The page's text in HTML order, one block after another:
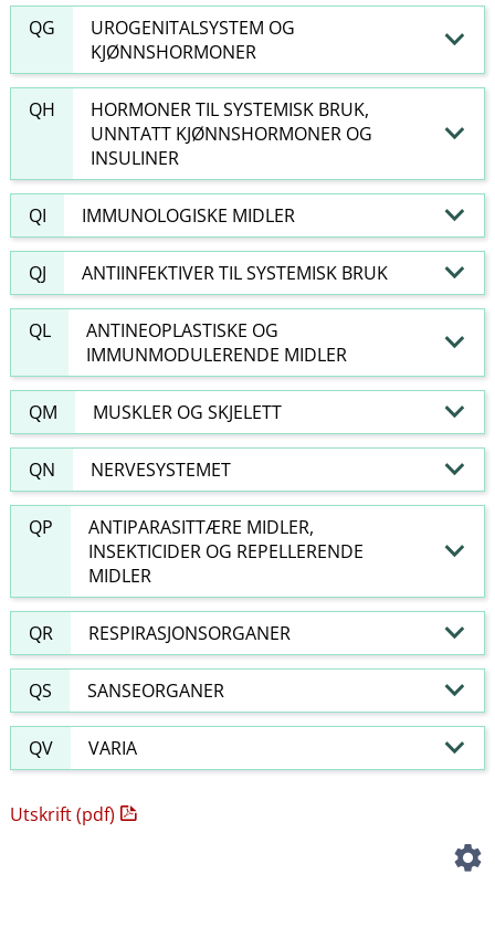
QG
UROGENITALSYSTEM OG
KJØNNSHORMONER
QH
HORMONER TIL SYSTEMISK BRUK,
UNNTATT KJØNNSHORMONER OG
INSULINER
QI IMMUNOLOGISKE MIDLER
QJ ANTIINFEKTIVER TIL SYSTEMISK BRUK
QL
ANTINEOPLASTISKE OG
IMMUNMODULERENDE MIDLER
QM MUSKLER OG SKJELETT
QN NERVESYSTEMET
QP
ANTIPARASITTÆRE MIDLER,
INSEKTICIDER OG REPELLERENDE
MIDLER
QR RESPIRASJONSORGANER
QS SANSEORGANER
QV VARIA
Utskrift (pdf)